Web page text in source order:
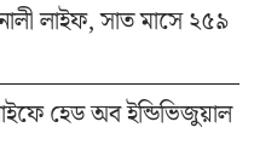
লাইফ, সাত মাসে ২৫৯
হেড অব ইন্ডিভিজুয়াল